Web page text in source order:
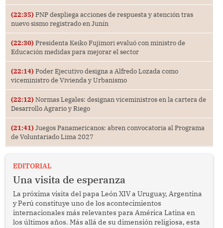
(22:35) PNP despliega acciones de respuesta y atención tras
nuevo sismo registrado en Junín
(22:30) Presidenta Keiko Fujimori evaluó con ministro de
Educación medidas para mejorar el sector
(22:14) Poder Ejecutivo designa a Alfredo Lozada como
viceministro de Vivienda y Urbanismo
(22:12) Normas Legales: designan viceministros en la cartera de
Desarrollo Agrario y Riego
(21:41) Juegos Panamericanos: abren convocatoria al Programa
de Voluntariado Lima 2027
EDITORIAL
Una visita de esperanza
La próxima visita del papa León XIV a Uruguay, Argentina
y Perú constituye uno de los acontecimientos
internacionales más relevantes para América Latina en
los últimos años. Más allá de su dimensión religiosa, esta